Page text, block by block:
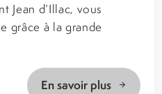
Jean d’Illac, vous
grâce à la grande
En savoir plus